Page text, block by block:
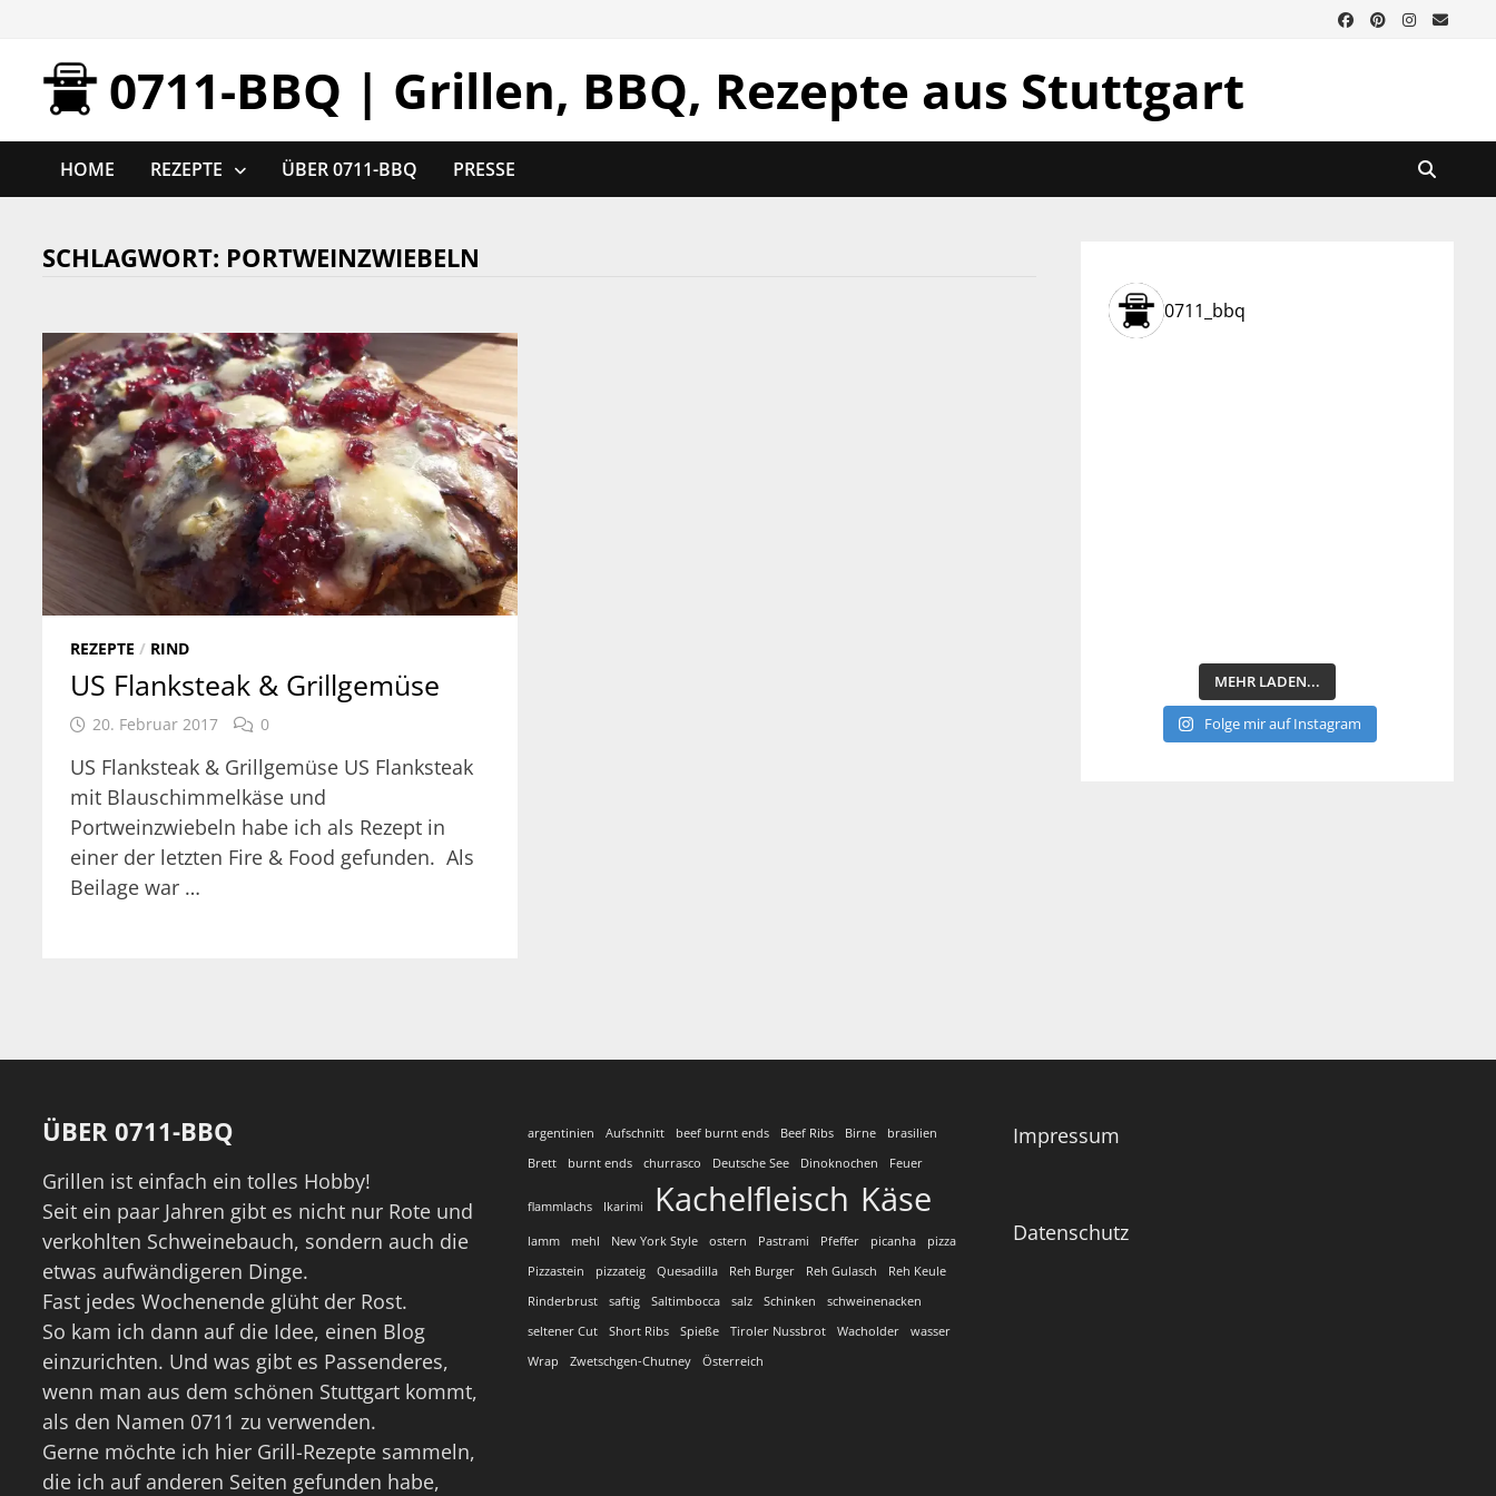
Inhalt
0711-BBQ | Grillen, BBQ, Rezepte aus Stuttgart
HOME REZEPTE ÜBER 0711-BBQ PRESSE
SCHLAGWORT: PORTWEINZWIEBELN
REZEPTE / RIND
US Flanksteak & Grillgemüse
20. Februar 2017 0
US Flanksteak & Grillgemüse US Flanksteak
mit Blauschimmelkäse und
Portweinzwiebeln habe ich als Rezept in
einer der letzten Fire & Food gefunden. Als
Beilage war …
0711_bbq
MEHR LADEN...
Folge mir auf Instagram
ÜBER 0711-BBQ
Grillen ist einfach ein tolles Hobby!
Seit ein paar Jahren gibt es nicht nur Rote und
verkohlten Schweinebauch, sondern auch die
etwas aufwändigeren Dinge.
Fast jedes Wochenende glüht der Rost.
So kam ich dann auf die Idee, einen Blog
einzurichten. Und was gibt es Passenderes,
wenn man aus dem schönen Stuttgart kommt,
als den Namen 0711 zu verwenden.
Gerne möchte ich hier Grill-Rezepte sammeln,
die ich auf anderen Seiten gefunden habe,
argentinien Aufschnitt beef burnt ends Beef Ribs Birne
brasilien
Brett
burnt ends churrasco Deutsche See Dinoknochen Feuer
flammlachs Ikarimi Kachelfleisch Käse
lamm mehl New York Style ostern Pastrami Pfeffer picanha
pizza
Pizzastein
pizzateig Quesadilla Reh Burger Reh Gulasch
Reh Keule
Rinderbrust
saftig Saltimbocca salz Schinken
schweinenacken
seltener Cut
Short Ribs Spieße Tiroler Nussbrot Wacholder
wasser
Wrap
Zwetschgen-Chutney Österreich
Impressum
Datenschutz